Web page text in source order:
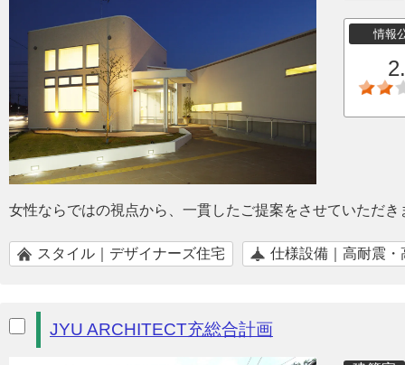
情報
女性ならではの視点から、一貫したご提案をさせていただき
スタイル｜デザイナーズ住宅 仕様設備｜高耐震・
JYU ARCHITECT充総合計画